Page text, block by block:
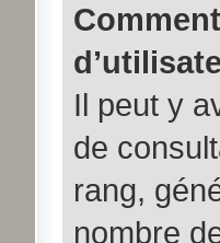
Il peut y
de
rang,
nombre